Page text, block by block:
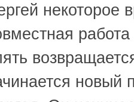
некоторое
новый